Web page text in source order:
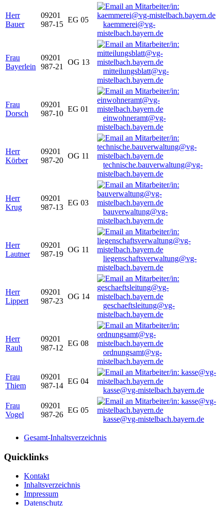
Herr
Bauer
09201
987-15
EG 05
kaemmerei@vg-
mistelbach.bayern.de
Frau
Bayerlein
09201
987-21
OG 13
mitteilungsblatt@vg-
mistelbach.bayern.de
Frau
Dorsch
09201
987-10
EG 01
einwohneramt@vg-
mistelbach.bayern.de
Herr
Körber
09201
987-20
OG 11
technische.bauverwaltung@vg-
mistelbach.bayern.de
Herr
Krug
09201
987-13
EG 03
bauverwaltung@vg-
mistelbach.bayern.de
Herr
Lautner
09201
987-19
OG 11
liegenschaftsverwaltung@vg-
mistelbach.bayern.de
Herr
Lippert
09201
987-23
OG 14
geschaeftsleitung@vg-
mistelbach.bayern.de
Herr
Rauh
09201
987-12
EG 08
ordnungsamt@vg-
mistelbach.bayern.de
Frau
Thiem
09201
987-14
EG 04
kasse@vg-mistelbach.bayern.de
Frau
Vogel
09201
987-26
EG 05
kasse@vg-mistelbach.bayern.de
Gesamt-Inhaltsverzeichnis
Quicklinks
Kontakt
Inhaltsverzeichnis
Impressum
Datenschutz